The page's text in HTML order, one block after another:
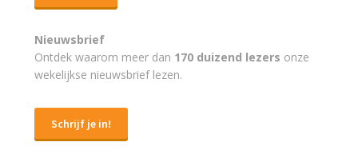
Nieuwsbrief
Ontdek waarom meer dan 170 duizend lezers onze
wekelijkse nieuwsbrief lezen.
Schrijf je in!